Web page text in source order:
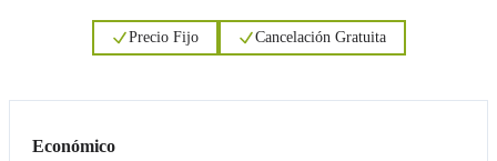
Precio Fijo Cancelación Gratuita
Económico